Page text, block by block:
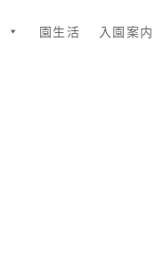
園生活 入園案内